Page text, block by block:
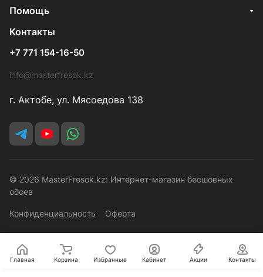
Помощь
Контакты
+7 771 154-16-50
info@masterfresok.kz
г. Актобе, ул. Мясоедова 138
© 2026 MasterFresok.kz: Интернет-магазин бесшовных
обоев
Конфиденциальность Оферта
Главная Корзина Избранные Кабинет Акции Контакты